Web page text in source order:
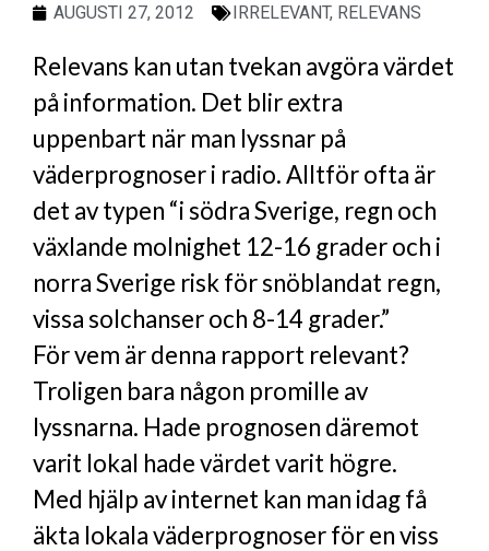
AUGUSTI 27, 2012 IRRELEVANT, RELEVANS
Relevans kan utan tvekan avgöra värdet
på information. Det blir extra
uppenbart när man lyssnar på
väderprognoser i radio. Alltför ofta är
det av typen “i södra Sverige, regn och
växlande molnighet 12-16 grader och i
norra Sverige risk för snöblandat regn,
vissa solchanser och 8-14 grader.”
För vem är denna rapport relevant?
Troligen bara någon promille av
lyssnarna. Hade prognosen däremot
varit lokal hade värdet varit högre.
Med hjälp av internet kan man idag få
äkta lokala väderprognoser för en viss